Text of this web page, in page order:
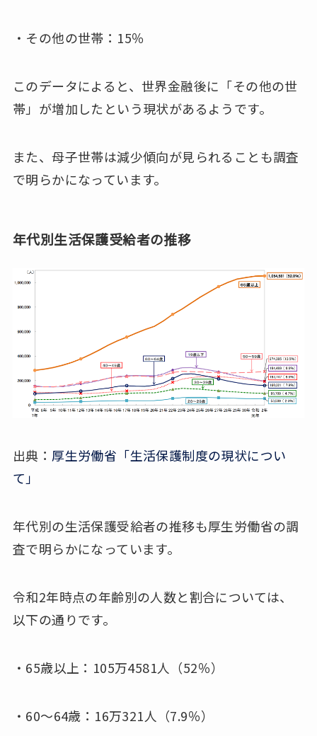
・その他の世帯：15％
このデータによると、世界金融後に「その他の世
帯」が増加したという現状があるようです。
また、母子世帯は減少傾向が見られることも調査
で明らかになっています。
年代別生活保護受給者の推移
出典：厚生労働省「生活保護制度の現状につい
て」
年代別の生活保護受給者の推移も厚生労働省の調
査で明らかになっています。
令和2年時点の年齢別の人数と割合については、
以下の通りです。
・65歳以上：105万4581人（52％）
・60〜64歳：16万321人（7.9％）